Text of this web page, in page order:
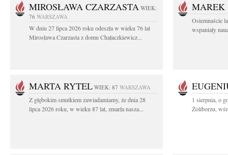
MIROSŁAWA CZARZASTA WIEK:
76 WARSZAWA
W dniu 27 lipca 2026 roku odeszła w wieku 76 lat
Mirosława Czarzasta z domu Chałaczkiewicz...
MAREK
Osiemnaście
wspaniały
MARTA RYTEL WIEK: 87 WARSZAWA
Z głębokim smutkiem zawiadamiamy, że dnia 28
lipca 2026 roku, w wieku 87 lat, zmarła nasza...
1 sierpnia, o
Żoliborzu,